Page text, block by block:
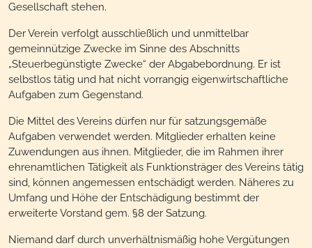
Gesellschaft stehen.
Der Verein verfolgt ausschließlich und unmittelbar
gemeinnützige Zwecke im Sinne des Abschnitts
„Steuerbegünstigte Zwecke“ der Abgabebordnung. Er ist
selbstlos tätig und hat nicht vorrangig eigenwirtschaftliche
Aufgaben zum Gegenstand.
Die Mittel des Vereins dürfen nur für satzungsgemäße
Aufgaben verwendet werden. Mitglieder erhalten keine
Zuwendungen aus ihnen. Mitglieder, die im Rahmen ihrer
ehrenamtlichen Tätigkeit als Funktionsträger des Vereins tätig
sind, können angemessen entschädigt werden. Näheres zu
Umfang und Höhe der Entschädigung bestimmt der
erweiterte Vorstand gem. §8 der Satzung.
Niemand darf durch unverhältnismäßig hohe Vergütungen